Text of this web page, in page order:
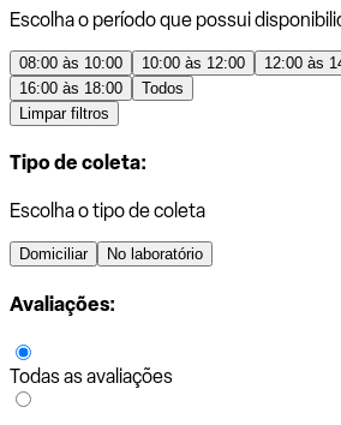
Escolha o período que possui
08:00 às 10:00 10:00 às 12:00 12:00 às
16:00 às 18:00
Todos
Limpar filtros
Tipo de coleta:
Escolha o tipo de coleta
Domiciliar No laboratório
Avaliações:
Todas as avaliações